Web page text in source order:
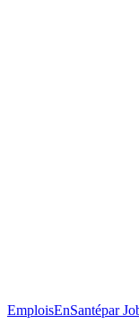
EmploisEnSantépar